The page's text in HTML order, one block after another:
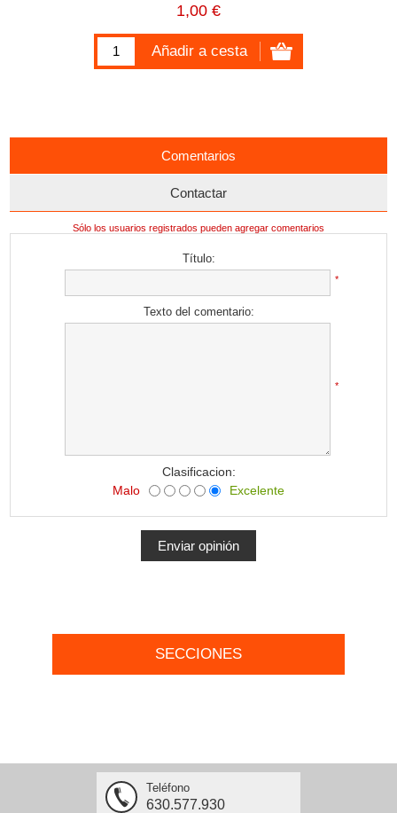
1,00 €
Comentarios
Contactar
Sólo los usuarios registrados pueden agregar comentarios
Título:
*
Texto del comentario:
*
Clasificacion:
Malo
Excelente
SECCIONES
Teléfono
630.577.930